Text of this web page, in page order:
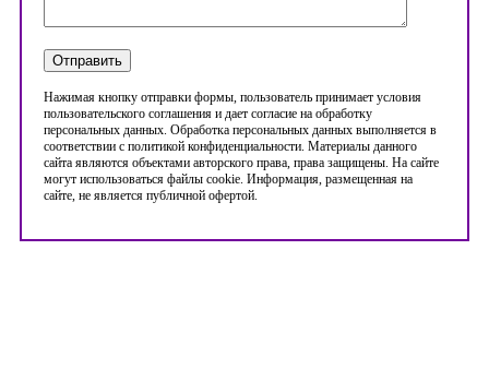
Нажимая кнопку отправки формы, пользователь принимает условия
пользовательского соглашения и дает согласие на обработку
персональных данных. Обработка персональных данных выполняется в
соответствии с политикой конфиденциальности. Материалы данного
сайта являются объектами авторского права, права защищены. На сайте
могут использоваться файлы cookie. Информация, размещенная на
сайте, не является публичной офертой.